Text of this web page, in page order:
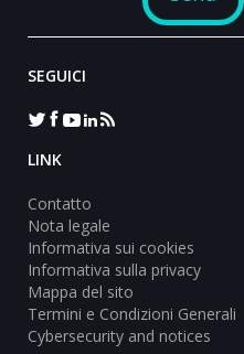
SEGUICI
LINK
Contatto
Nota legale
Informativa sui cookies
Informativa sulla privacy
Mappa del sito
Termini e Condizioni Generali
Cybersecurity and notices